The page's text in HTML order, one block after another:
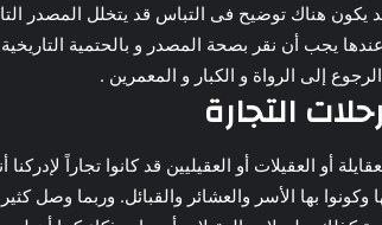
هناك توضيح فى التباس قد يتخلل المصدر
يجب أن نقر بصحة المصدر و بالحتمية التاريخية.
إلى الرواة و الكبار و المعمرين .
التجارة
أو العقيلات أو العقيليين قد كانوا تجاراً
وكونوا بها الأسر والعشائر والقبائل. وربما